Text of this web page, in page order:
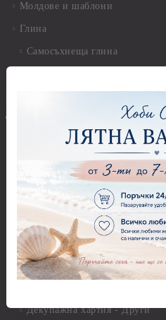
Молдове и шаблони
Глина
Самосъхнеща глина
Приложни техники и
Декупаж
Декупажна хартия
Оризова декупажна
хартия А4 - Alchemy of Art -
25-30 гр.
Оризова декупажна хартия
А4 - Itd. Collection - 25-30
гр.
Фина оризова декупажна
хартия Stamperia - 21 х
Декупажна хартия - Други